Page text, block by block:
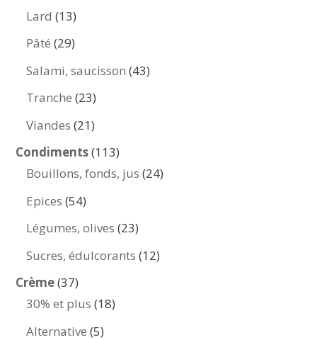
Lard 1313
produits
Pâté 2929
produits
Salami, saucisson 4343
Tranche 2323
produits
Viandes 2121
produits
Condiments 113113
produits
Bouillons, fonds, jus 2424
Epices 5454
produits
Légumes, olives 2323
produits
Sucres, édulcorants 1212
Crème 3737
produits
30% et plus 1818
Alternative 55